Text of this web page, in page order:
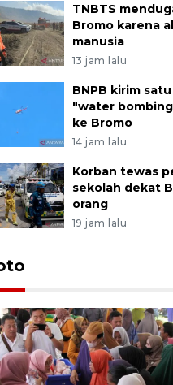
TNBTS
Bromo karena
manusia
13 jam lalu
BNPB kirim
"water
ke Bromo
14 jam lalu
Korban tewas
sekolah dekat
orang
19 jam lalu